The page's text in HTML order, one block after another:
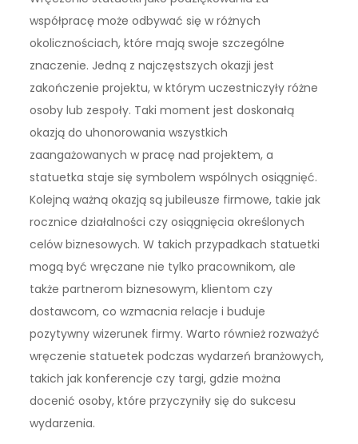
współpracę może odbywać się w różnych
okolicznościach, które mają swoje szczególne
znaczenie. Jedną z najczęstszych okazji jest
zakończenie projektu, w którym uczestniczyły różne
osoby lub zespoły. Taki moment jest doskonałą
okazją do uhonorowania wszystkich
zaangażowanych w pracę nad projektem, a
statuetka staje się symbolem wspólnych osiągnięć.
Kolejną ważną okazją są jubileusze firmowe, takie jak
rocznice działalności czy osiągnięcia określonych
celów biznesowych. W takich przypadkach statuetki
mogą być wręczane nie tylko pracownikom, ale
także partnerom biznesowym, klientom czy
dostawcom, co wzmacnia relacje i buduje
pozytywny wizerunek firmy. Warto również rozważyć
wręczenie statuetek podczas wydarzeń branżowych,
takich jak konferencje czy targi, gdzie można
docenić osoby, które przyczyniły się do sukcesu
wydarzenia.